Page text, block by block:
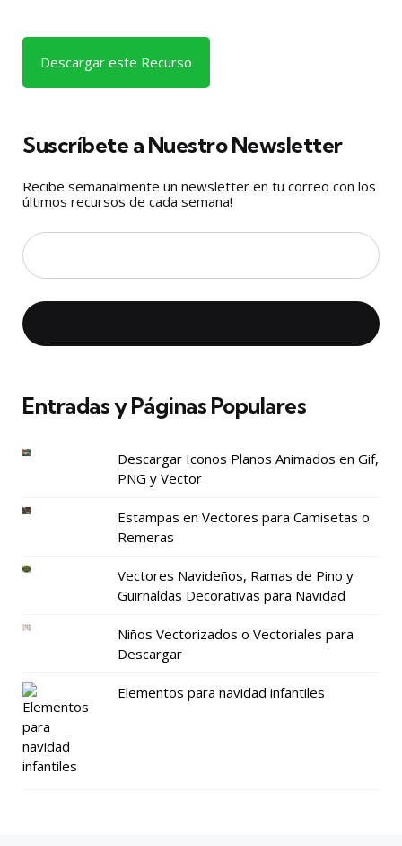
Descargar este Recurso
Suscríbete a Nuestro Newsletter
Recibe semanalmente un newsletter en tu correo con los
últimos recursos de cada semana!
Entradas y Páginas Populares
Descargar Iconos Planos Animados en Gif,
PNG y Vector
Estampas en Vectores para Camisetas o
Remeras
Vectores Navideños, Ramas de Pino y
Guirnaldas Decorativas para Navidad
Niños Vectorizados o Vectoriales para
Descargar
Elementos para navidad infantiles